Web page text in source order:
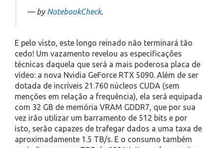
— by NotebookCheck.
E pelo visto, este longo reinado não terminará tão
cedo! Um vazamento revelou as especificações
técnicas daquela que será a mais poderosa placa de
vídeo: a nova Nvidia GeForce RTX 5090. Além de ser
dotada de incríveis 21.760 núcleos CUDA (sem
menções em relação a frequência), ela será equipada
com 32 GB de memória VRAM GDDR7, que por sua
vez irão utilizar um barramento de 512 bits e por
isto, serão capazes de trafegar dados a uma taxa de
aproximadamente 1.5 TB/s. E o consumo também